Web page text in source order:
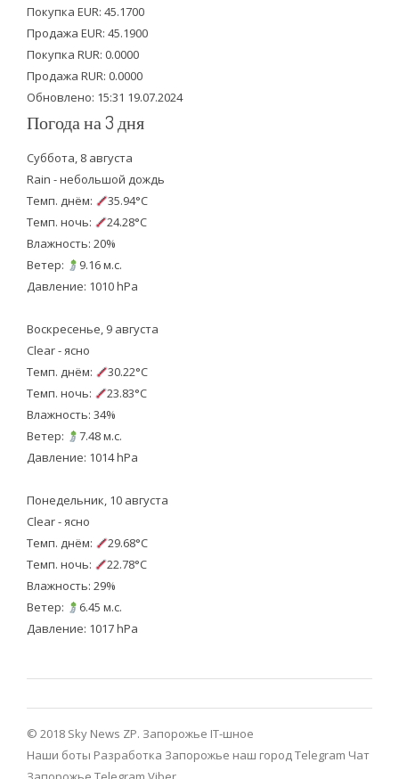
e
r
o
o
k
b
e
Покупка EUR: 45.1700
Продажа EUR: 45.1900
Покупка RUR: 0.0000
Продажа RUR: 0.0000
Обновлено: 15:31 19.07.2024
Погода на 3 дня
Суббота, 8 августа
Rain - небольшой дождь
Темп. днём:
35.94°C
Темп. ночь:
24.28°C
Влажность: 20%
Ветер:
9.16 м.с.
Давление: 1010 hPa
Воскресенье, 9 августа
Clear - ясно
Темп. днём:
30.22°C
Темп. ночь:
23.83°C
Влажность: 34%
Ветер:
7.48 м.с.
Давление: 1014 hPa
Понедельник, 10 августа
Clear - ясно
Темп. днём:
29.68°C
Темп. ночь:
22.78°C
Влажность: 29%
Ветер:
6.45 м.с.
Давление: 1017 hPa
© 2018 Sky News ZP. Запорожье IT-шное
Наши боты Разработка Запорожье наш город Telegram Чат